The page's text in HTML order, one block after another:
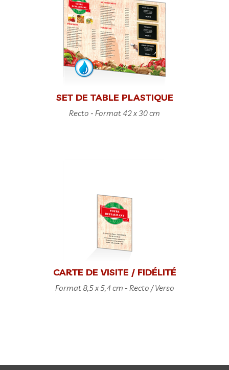
SET DE TABLE PLASTIQUE
Recto - Format 42 x 30 cm
CARTE DE VISITE / FIDÉLITÉ
Format 8,5 x 5,4 cm - Recto / Verso